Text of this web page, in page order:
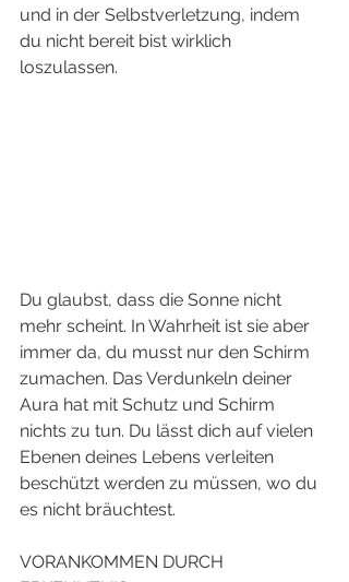
und in der Selbstverletzung, indem
du nicht bereit bist wirklich
loszulassen.
Du glaubst, dass die Sonne nicht
mehr scheint. In Wahrheit ist sie aber
immer da, du musst nur den Schirm
zumachen. Das Verdunkeln deiner
Aura hat mit Schutz und Schirm
nichts zu tun. Du lässt dich auf vielen
Ebenen deines Lebens verleiten
beschützt werden zu müssen, wo du
es nicht bräuchtest.
VORANKOMMEN DURCH